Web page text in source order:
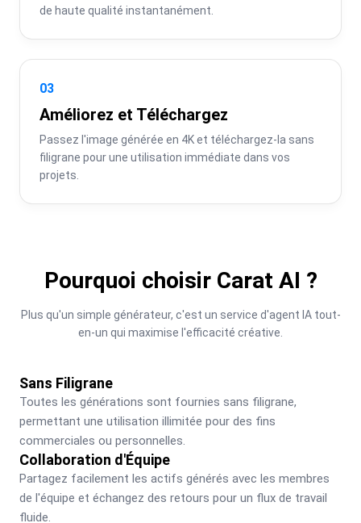
de haute qualité instantanément.
03
Améliorez et Téléchargez
Passez l'image générée en 4K et téléchargez-la sans
filigrane pour une utilisation immédiate dans vos
projets.
Pourquoi choisir Carat AI ?
Plus qu'un simple générateur, c'est un service d'agent IA tout-
en-un qui maximise l'efficacité créative.
Sans Filigrane
Toutes les générations sont fournies sans filigrane,
permettant une utilisation illimitée pour des fins
commerciales ou personnelles.
Collaboration d'Équipe
Partagez facilement les actifs générés avec les membres
de l'équipe et échangez des retours pour un flux de travail
fluide.